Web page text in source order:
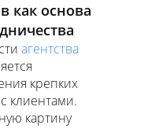
как основа
агентства
крепких
клиентами.
картину